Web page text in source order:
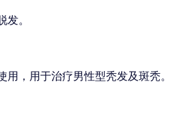
发。
用，用于治疗男性型秃发及斑秃。